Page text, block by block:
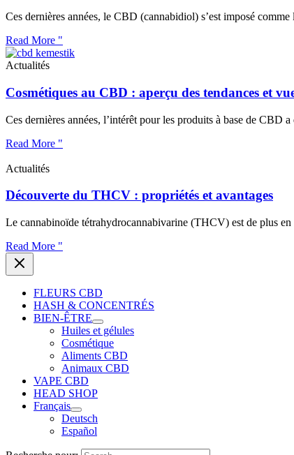
Ces dernières années, le CBD (cannabidiol) s’est imposé
Read More "
Actualités
Cosmétiques au CBD : aperçu des tendances et
Ces dernières années, l’intérêt pour les produits à base de CBD
Read More "
Actualités
Découverte du THCV : propriétés et avantages
Le cannabinoïde tétrahydrocannabivarine (THCV) est de plus
Read More "
FLEURS CBD
HASH & CONCENTRÉS
BIEN-ÊTRE
Huiles et gélules
Cosmétique
Aliments CBD
Animaux CBD
VAPE CBD
HEAD SHOP
Français
Deutsch
Español